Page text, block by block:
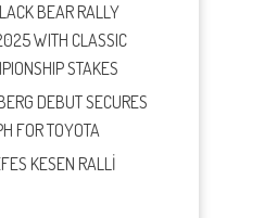
BEAR RALLY
WITH CLASSIC
STAKES
DEBUT SECURES
FOR TOYOTA
KESEN RALLİ